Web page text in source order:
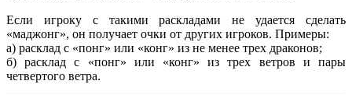
Если игроку с такими раскладами не удается сделать
«маджонг», он получает очки от других игроков. Примеры:
а) расклад с «понг» или «конг» из не менее трех драконов;
б) расклад с «понг» или «конг» из трех ветров и пары
четвертого ветра.